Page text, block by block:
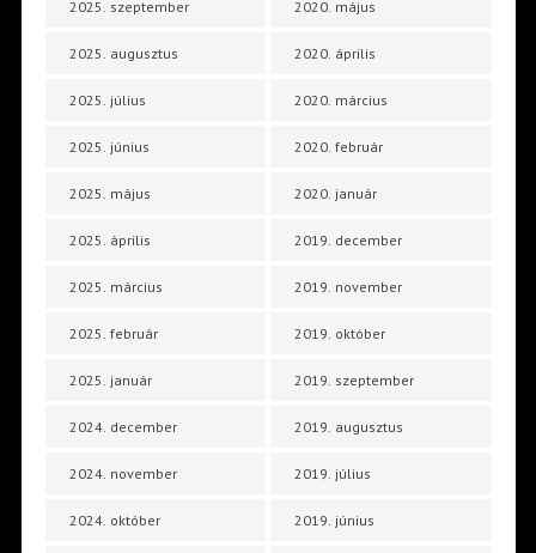
2025. szeptember
2025. augusztus
2025. július
2025. június
2025. május
2025. április
2025. március
2025. február
2025. január
2024. december
2024. november
2024. október
2020. május
2020. április
2020. március
2020. február
2020. január
2019. december
2019. november
2019. október
2019. szeptember
2019. augusztus
2019. július
2019. június